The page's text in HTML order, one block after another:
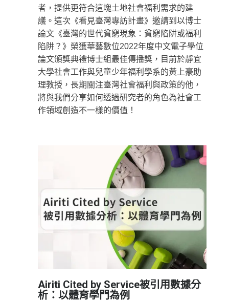
者，提供更符合這塊土地社會福利需求的建
議。這次《看見臺灣專訪計畫》邀請到以博士
論文《臺灣的世代貧窮現象：貧窮陷阱或福利
陷阱？》榮獲華藝數位2022年度中文電子學位
論文頒獎典禮博士組最佳傳播獎，目前於靜宜
大學社會工作與兒童少年福利學系的黃上豪助
理教授，長期關注臺灣社會福利與政策的他，
將與我們分享如何透過研究者的角色為社會工
作領域創造不一樣的價值！
Airiti Cited by Service被引用數據分
析：以體育學門為例